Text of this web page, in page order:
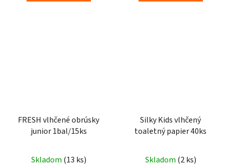
FRESH vlhčené obrúsky
junior 1bal/15ks
Skladom (13 ks)
Silky Kids vlhčený
toaletný papier 40ks
Skladom (2 ks)